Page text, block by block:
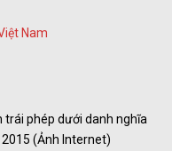
phép dưới danh nghĩa
2015 (Ảnh Internet)